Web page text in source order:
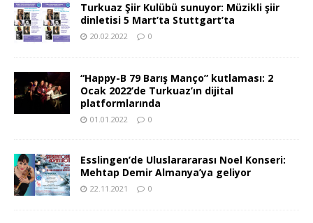
Turkuaz Şiir Kulübü sunuyor: Müzikli şiir
dinletisi 5 Mart’ta Stuttgart’ta
20.02.2022 0
“Happy-B 79 Barış Manço” kutlaması: 2
Ocak 2022’de Turkuaz’ın dijital
platformlarında
01.01.2022 0
Esslingen’de Uluslarararası Noel Konseri:
Mehtap Demir Almanya’ya geliyor
22.11.2021 0